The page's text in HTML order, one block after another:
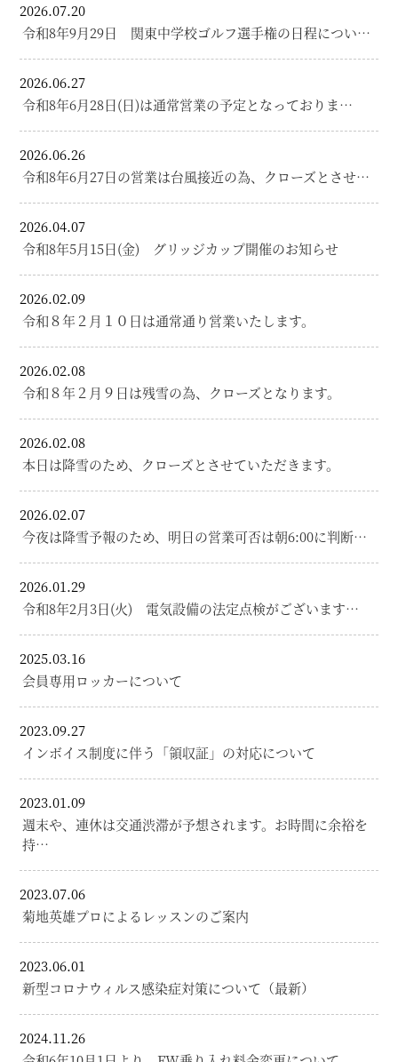
2026.07.20
令和8年9月29日 関東中学校ゴルフ選手権の日程につい…
2026.06.27
令和8年6月28日(日)は通常営業の予定となっておりま…
2026.06.26
令和8年6月27日の営業は台風接近の為、クローズとさせ…
2026.04.07
令和8年5月15日(金) グリッジカップ開催のお知らせ
2026.02.09
令和８年２月１０日は通常通り営業いたします。
2026.02.08
令和８年２月９日は残雪の為、クローズとなります。
2026.02.08
本日は降雪のため、クローズとさせていただきます。
2026.02.07
今夜は降雪予報のため、明日の営業可否は朝6:00に判断…
2026.01.29
令和8年2月3日(火) 電気設備の法定点検がございます…
2025.03.16
会員専用ロッカーについて
2023.09.27
インボイス制度に伴う「領収証」の対応について
2023.01.09
週末や、連休は交通渋滞が予想されます。お時間に余裕を
持…
2023.07.06
菊地英雄プロによるレッスンのご案内
2023.06.01
新型コロナウィルス感染症対策について（最新）
2024.11.26